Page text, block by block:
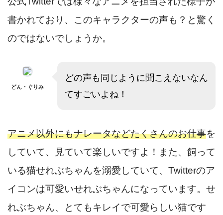
書かれており、このキャラクターの声も？と驚く
のではないでしょうか。
どん・ぐりみ
どの声も同じように聞こえないなん
てすごいよね！
アニメ以外にもナレータなどたくさんのお仕事を
していて、見ていて楽しいですよ！また、飼って
いる猫せれぶちゃんを溺愛していて、Twitterのア
イコンは可愛いせれぶちゃんになっています。せ
れぶちゃん、とてもキレイで可愛らしい猫です